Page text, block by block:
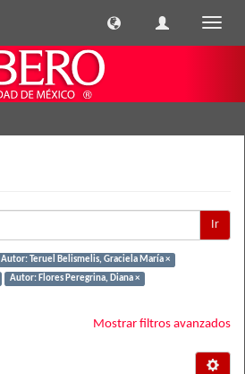
Ir
Autor: Teruel Belismelis, Graciela María ×
Autor: Flores Peregrina, Diana ×
Mostrar filtros avanzados